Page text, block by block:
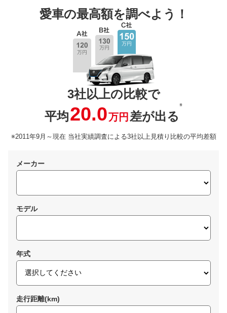
愛車の最高額を調べよう！
3社以上の比較で
平均20.0万円 差が出る
※
※2011年9月～現在 当社実績調査による3社以上見積り比較の平均差額
メーカー
モデル
年式
走行距離(km)